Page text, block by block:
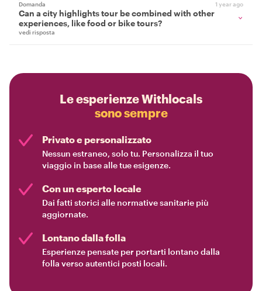
Domanda 1 year ago
Can a city highlights tour be combined with other
experiences, like food or bike tours?
vedi risposta
Le esperienze Withlocals
sono sempre
Privato e personalizzato
Nessun estraneo, solo tu. Personalizza il tuo
viaggio in base alle tue esigenze.
Con un esperto locale
Dai fatti storici alle normative sanitarie più
aggiornate.
Lontano dalla folla
Esperienze pensate per portarti lontano dalla
folla verso autentici posti locali.